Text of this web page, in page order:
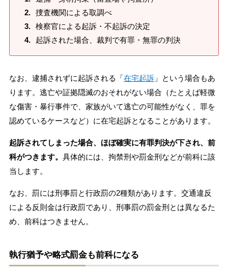
捜査機関による取調べ
検察官による起訴・不起訴の決定
起訴された場合、裁判で有罪・無罪の判決
なお、逮捕されずに起訴される「在宅起訴」という場合もあ
ります。逃亡や証拠隠滅のおそれがない場合（たとえば軽微
な傷害・暴行事件で、家族がいて逃亡の可能性がなく、罪を
認めているケースなど）に在宅起訴となることがあります。
起訴されてしまった場合、ほぼ確実に有罪判決が下され、前
科がつきます。 具体的には、拘禁刑や罰金刑などが前科に該
当します。
なお、罰には刑事罰と行政罰の2種類があります。交通違反
による反則金は行政罰であり、刑事罰の罰金刑とは異なるた
め、前科はつきません。
執行猶予や略式罰金も前科になる